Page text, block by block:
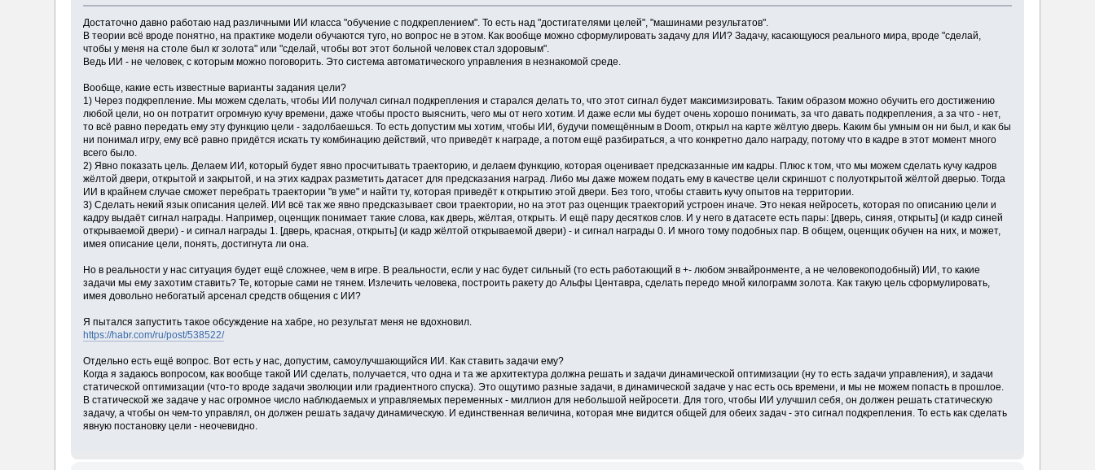
Достаточно давно работаю над различными ИИ класса "обучение с подкреплением". То есть над "достигателями целей", "машинами результатов".
В теории всё вроде понятно, на практике модели обучаются туго, но вопрос не в этом. Как вообще можно сформулировать задачу для ИИ? Задачу, касающуюся реального мира, вроде "сделай,
чтобы у меня на столе был кг золота" или "сделай, чтобы вот этот больной человек стал здоровым".
Ведь ИИ - не человек, с которым можно поговорить. Это система автоматического управления в незнакомой среде.
Вообще, какие есть известные варианты задания цели?
1) Через подкрепление. Мы можем сделать, чтобы ИИ получал сигнал подкрепления и старался делать то, что этот сигнал будет максимизировать. Таким образом можно обучить его достижению
любой цели, но он потратит огромную кучу времени, даже чтобы просто выяснить, чего мы от него хотим. И даже если мы будет очень хорошо понимать, за что давать подкрепления, а за что - нет,
то всё равно передать ему эту функцию цели - задолбаешься. То есть допустим мы хотим, чтобы ИИ, будучи помещённым в Doom, открыл на карте жёлтую дверь. Каким бы умным он ни был, и как бы
ни понимал игру, ему всё равно придётся искать ту комбинацию действий, что приведёт к награде, а потом ещё разбираться, а что конкретно дало награду, потому что в кадре в этот момент много
всего было.
2) Явно показать цель. Делаем ИИ, который будет явно просчитывать траекторию, и делаем функцию, которая оценивает предсказанные им кадры. Плюс к том, что мы можем сделать кучу кадров
жёлтой двери, открытой и закрытой, и на этих кадрах разметить датасет для предсказания наград. Либо мы даже можем подать ему в качестве цели скриншот с полуоткрытой жёлтой дверью. Тогда
ИИ в крайнем случае сможет перебрать траектории "в уме" и найти ту, которая приведёт к открытию этой двери. Без того, чтобы ставить кучу опытов на территории.
3) Сделать некий язык описания целей. ИИ всё так же явно предсказывает свои траектории, но на этот раз оценщик траекторий устроен иначе. Это некая нейросеть, которая по описанию цели и
кадру выдаёт сигнал награды. Например, оценщик понимает такие слова, как дверь, жёлтая, открыть. И ещё пару десятков слов. И у него в датасете есть пары: [дверь, синяя, открыть] (и кадр синей
открываемой двери) - и сигнал награды 1. [дверь, красная, открыть] (и кадр жёлтой открываемой двери) - и сигнал награды 0. И много тому подобных пар. В общем, оценщик обучен на них, и может,
имея описание цели, понять, достигнута ли она.
Но в реальности у нас ситуация будет ещё сложнее, чем в игре. В реальности, если у нас будет сильный (то есть работающий в +- любом энвайронменте, а не человекоподобный) ИИ, то какие
задачи мы ему захотим ставить? Те, которые сами не тянем. Излечить человека, построить ракету до Альфы Центавра, сделать передо мной килограмм золота. Как такую цель сформулировать,
имея довольно небогатый арсенал средств общения с ИИ?
Я пытался запустить такое обсуждение на хабре, но результат меня не вдохновил.
https://habr.com/ru/post/538522/
Отдельно есть ещё вопрос. Вот есть у нас, допустим, самоулучшающийся ИИ. Как ставить задачи ему?
Когда я задаюсь вопросом, как вообще такой ИИ сделать, получается, что одна и та же архитектура должна решать и задачи динамической оптимизации (ну то есть задачи управления), и задачи
статической оптимизации (что-то вроде задачи эволюции или градиентного спуска). Это ощутимо разные задачи, в динамической задаче у нас есть ось времени, и мы не можем попасть в прошлое.
В статической же задаче у нас огромное число наблюдаемых и управляемых переменных - миллион для небольшой нейросети. Для того, чтобы ИИ улучшил себя, он должен решать статическую
задачу, а чтобы он чем-то управлял, он должен решать задачу динамическую. И единственная величина, которая мне видится общей для обеих задач - это сигнал подкрепления. То есть как сделать
явную постановку цели - неочевидно.